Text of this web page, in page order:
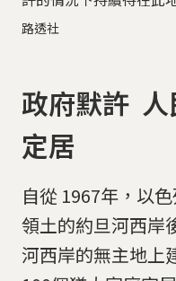
路透社
政府默許
定居
自從 1967年，以
領土的約旦河西岸
河西岸的無主地上